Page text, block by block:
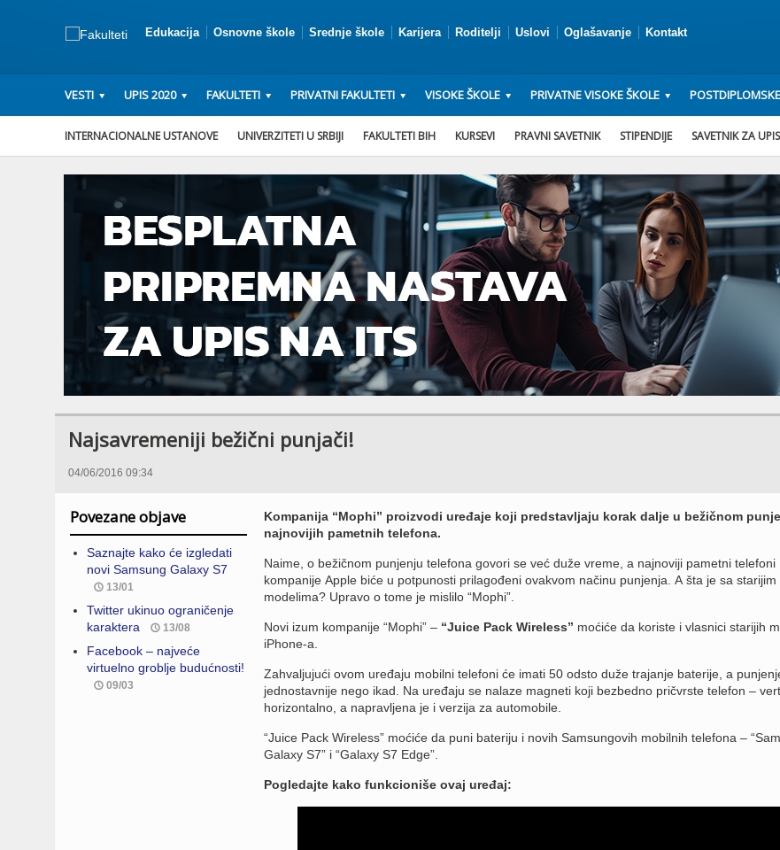
Edukacija Osnovne škole Srednje škole Karijera Roditelji Uslovi Oglašavanje Kontakt
VESTI UPIS 2020 FAKULTETI PRIVATNI FAKULTETI VISOKE ŠKOLE PRIVATNE VISOKE ŠKOLE
INTERNACIONALNE USTANOVE UNIVERZITETI U SRBIJI FAKULTETI BIH KURSEVI PRAVNI SAVETNIK STIPENDIJE SAVETNIK ZA UPIS
Najsavremeniji bežični punjači!
04/06/2016 09:34
Povezane objave
Saznajte kako će izgledati
novi Samsung Galaxy S7
13/01
Twitter ukinuo ograničenje
karaktera
13/08
Facebook – najveće
virtuelno groblje budućnosti!
09/03
Kompanija “Mophi” proizvodi uređaje koji predstavljaju korak dalje u bežičnom
najnovijih pametnih telefona.
Naime, o bežičnom punjenju telefona govori se već duže vreme, a najnoviji pametni telefoni
kompanije Apple biće u potpunosti prilagođeni ovakvom načinu punjenja. A šta je sa starijim
modelima? Upravo o tome je mislilo “Mophi”.
Novi izum kompanije “Mophi” – “Juice Pack Wireless” moćiće da koriste i vlasnici starijih
iPhone-a.
Zahvaljujući ovom uređaju mobilni telefoni će imati 50 odsto duže trajanje baterije, a
jednostavnije nego ikad. Na uređaju se nalaze magneti koji bezbedno pričvrste telefon –
horizontalno, a napravljena je i verzija za automobile.
“Juice Pack Wireless” moćiće da puni bateriju i novih Samsungovih mobilnih telefona –
Galaxy S7” i “Galaxy S7 Edge”.
Pogledajte kako funkcioniše ovaj uređaj: